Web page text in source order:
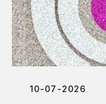
10-07-2026